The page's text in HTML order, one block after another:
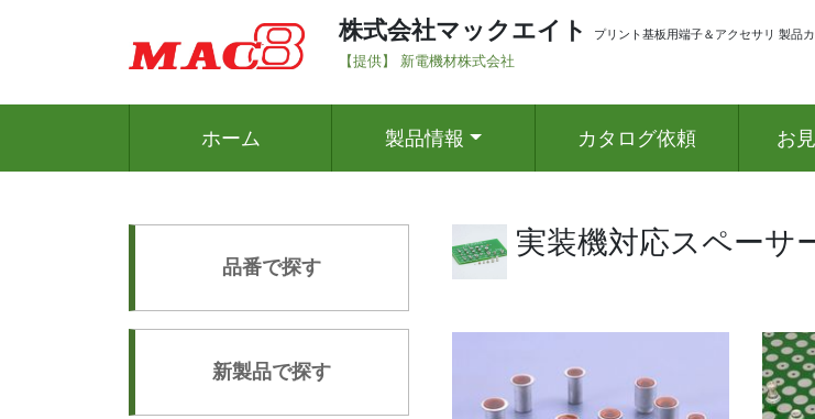
株式会社マックエイト プリント基板用端子＆アクセサリ 製品
【提供】 新電機材株式会社
ホーム 製品情報 カタログ依頼 お
品番で探す
新製品で探す
実装機対応スペーサ